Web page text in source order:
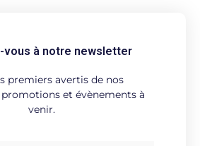
vous à notre newsletter
premiers avertis de nos
promotions et évènements à
venir.